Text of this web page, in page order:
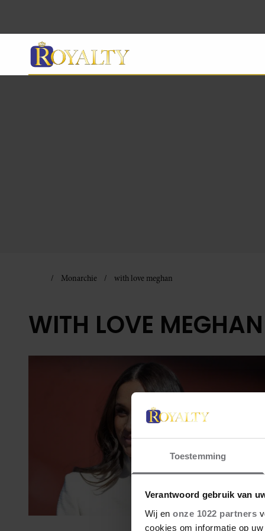
Toestemming
Verantwoord gebruik van
Wij en onze 1022 partners
cookies om informatie op
Monarchie with love meghan
WITH LOVE MEGHAN